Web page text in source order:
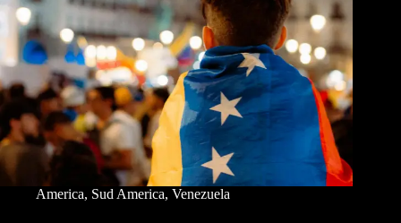
America, Sud America, Venezuela